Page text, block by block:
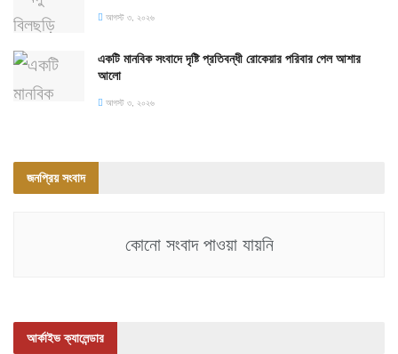
আগস্ট ৩, ২০২৬
একটি মানবিক সংবাদে দৃষ্টি প্রতিবন্ধী রোকেয়ার পরিবার পেল আশার
আলো
আগস্ট ৩, ২০২৬
জনপ্রিয় সংবাদ
কোনো সংবাদ পাওয়া যায়নি
আর্কাইভ ক্যালেন্ডার